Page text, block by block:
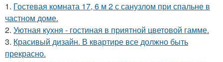
1. Гостевая комната 17, 6 м 2 с санузлом при спальне в
частном доме.
2. Уютная кухня - гостиная в приятной цветовой гамме.
3. Красивый дизайн. В квартире все должно быть
прекрасно.